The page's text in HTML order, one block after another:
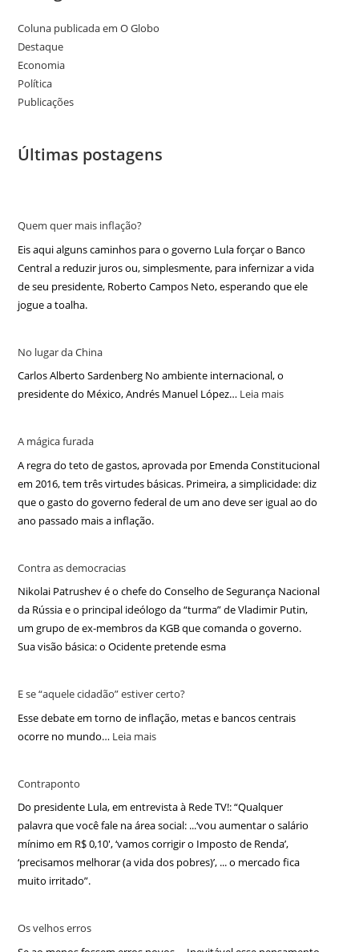
Coluna publicada em O Globo
Destaque
Economia
Política
Publicações
Últimas postagens
Quem quer mais inflação?
Eis aqui alguns caminhos para o governo Lula forçar o Banco
Central a reduzir juros ou, simplesmente, para infernizar a vida
de seu presidente, Roberto Campos Neto, esperando que ele
jogue a toalha.
No lugar da China
Carlos Alberto Sardenberg No ambiente internacional, o
presidente do México, Andrés Manuel López… Leia mais
A mágica furada
A regra do teto de gastos, aprovada por Emenda Constitucional
em 2016, tem três virtudes básicas. Primeira, a simplicidade: diz
que o gasto do governo federal de um ano deve ser igual ao do
ano passado mais a inflação.
Contra as democracias
Nikolai Patrushev é o chefe do Conselho de Segurança Nacional
da Rússia e o principal ideólogo da “turma” de Vladimir Putin,
um grupo de ex-membros da KGB que comanda o governo.
Sua visão básica: o Ocidente pretende esma
E se “aquele cidadão” estiver certo?
Esse debate em torno de inflação, metas e bancos centrais
ocorre no mundo… Leia mais
Contraponto
Do presidente Lula, em entrevista à Rede TV!: “Qualquer
palavra que você fale na área social: ...‘vou aumentar o salário
mínimo em R$ 0,10′, ‘vamos corrigir o Imposto de Renda’,
‘precisamos melhorar (a vida dos pobres)’, ... o mercado fica
muito irritado”.
Os velhos erros